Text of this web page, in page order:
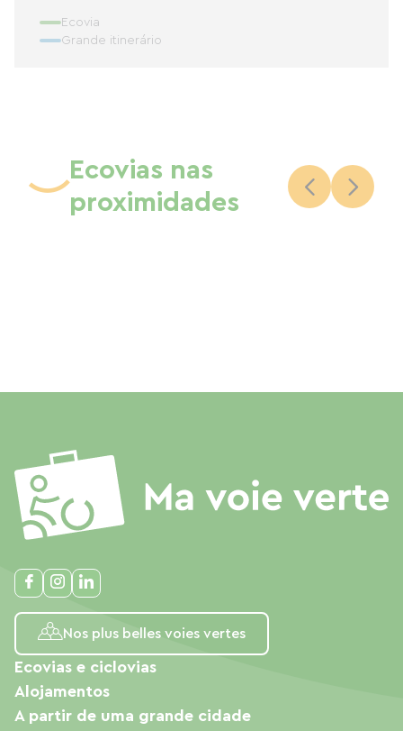
Ecovia
Grande itinerário
Ecovias nas
proximidades
Nos plus belles voies vertes
Ecovias e ciclovias
Alojamentos
A partir de uma grande cidade